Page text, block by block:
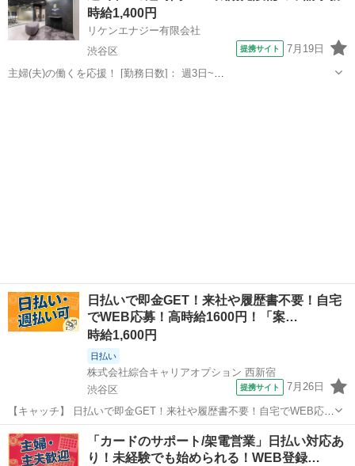
人気のオフィスワー...時給1,400円
リケンエナジー有限会社
渋谷区
提携サイト 7月19日
主婦(夫)の働くを応援！ [勤務日数]： 週3日~
日払いで即金GET！来社や履歴書不要！自宅
でWEB応募！高時給1600円！「案…
時給1,600円
日払い
株式会社綜合キャリアオプション 西新宿
渋谷区
提携サイト 7月26日
【キャッチ】 日払いで即金GET！来社や履歴書不要！自宅でWEB応
募！高時給1600円！「案内/調整」20代～40代のスタッフさん中心に大
活躍中！ 【コメント】 《未経験から就業可能なオフィスワーク☆》
「未経験からだと不...
東京 渋谷区 電話対応
「カードのサポート/架電営業」日払い対応あ
り！未経験でも始められる！WEB登録…